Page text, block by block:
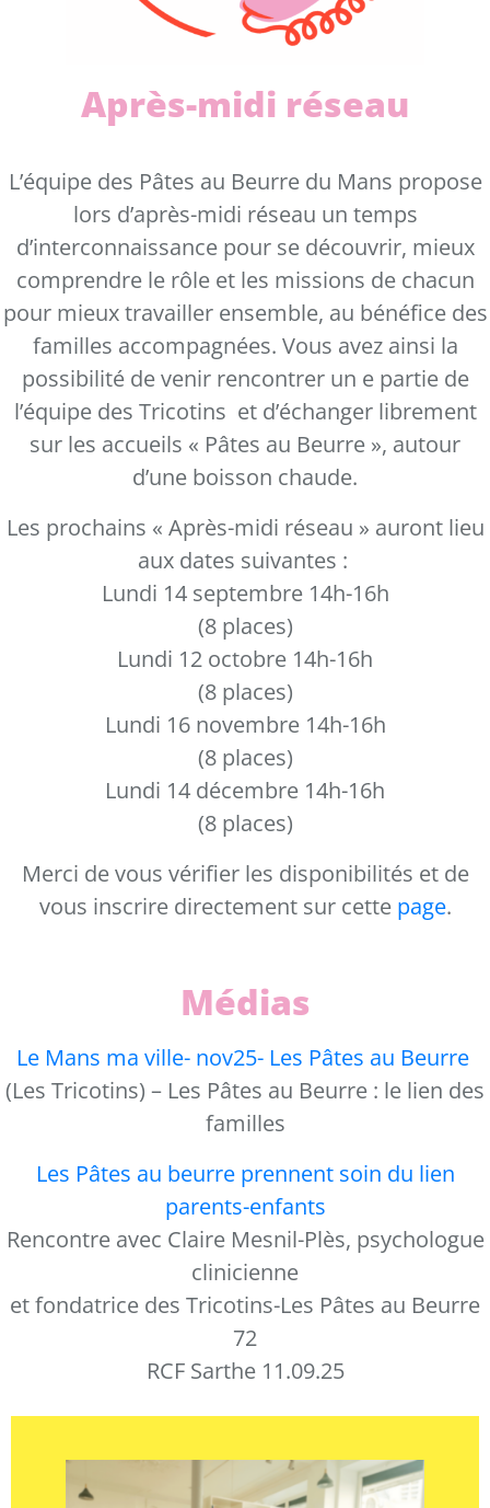
Après-midi réseau
L’équipe des Pâtes au Beurre du Mans propose
lors d’après-midi réseau un temps
d’interconnaissance pour se découvrir, mieux
comprendre le rôle et les missions de chacun
pour mieux travailler ensemble, au bénéfice des
familles accompagnées. Vous avez ainsi la
possibilité de venir rencontrer un e partie de
l’équipe des Tricotins et d’échanger librement
sur les accueils « Pâtes au Beurre », autour
d’une boisson chaude.
Les prochains « Après-midi réseau » auront lieu
aux dates suivantes :
Lundi 14 septembre 14h-16h
(8 places)
Lundi 12 octobre 14h-16h
(8 places)
Lundi 16 novembre 14h-16h
(8 places)
Lundi 14 décembre 14h-16h
(8 places)
Merci de vous vérifier les disponibilités et de
vous inscrire directement sur cette page.
Médias
Le Mans ma ville- nov25- Les Pâtes au Beurre
(Les Tricotins) – Les Pâtes au Beurre : le lien des
familles
Les Pâtes au beurre prennent soin du lien
parents-enfants
Rencontre avec Claire Mesnil-Plès, psychologue
clinicienne
et fondatrice des Tricotins-Les Pâtes au Beurre
72
RCF Sarthe 11.09.25